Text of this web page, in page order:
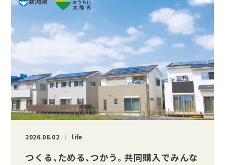
2026.08.02 life
つくる、ためる、つかう。 共同購入でみんな